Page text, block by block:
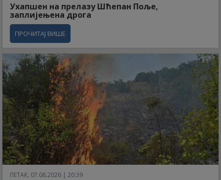
Ухапшен на прелазу Шћепан Поље,
заплијењена дрога
ПРОЧИТАЈ ВИШЕ
ПЕТАК, 07.08.2026 | 20:39